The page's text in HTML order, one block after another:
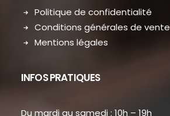
Politique de confidentialité
Conditions générales de vente
Mentions légales
INFOS PRATIQUES
Du mardi au samedi : 10h – 19h